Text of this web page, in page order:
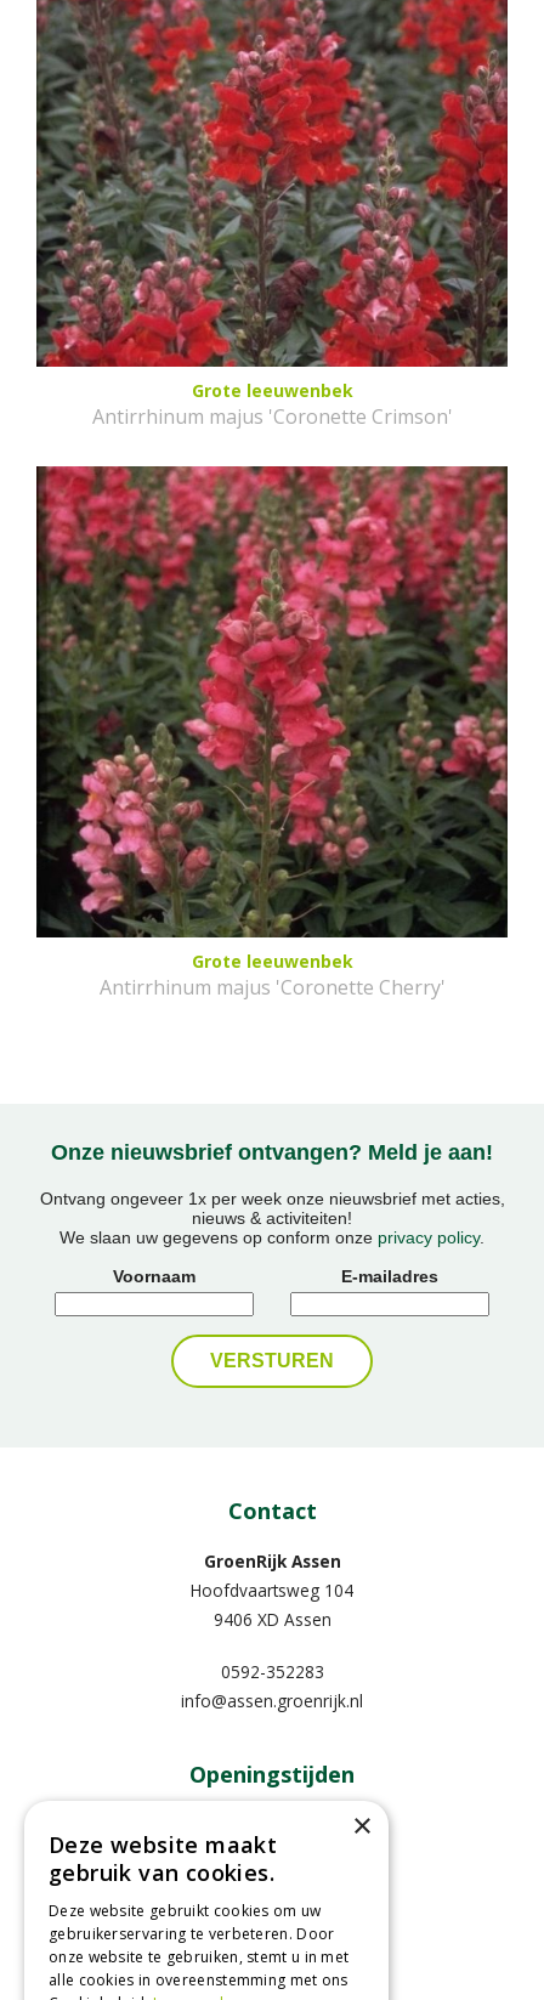
Grote leeuwenbek
Antirrhinum majus 'Coronette Crimson'
Grote leeuwenbek
Antirrhinum majus 'Coronette Cherry'
Onze nieuwsbrief ontvangen? Meld je aan!
Ontvang ongeveer 1x per week onze nieuwsbrief met acties,
nieuws & activiteiten!
We slaan uw gegevens op conform onze privacy policy.
Voornaam
E-mailadres
Contact
GroenRijk Assen
Hoofdvaartsweg 104
9406 XD Assen
0592-352283
info@assen.groenrijk.nl
Openingstijden
09:00 - 18:00
Dinsdag
Woensdag
Donderdag
09:00 - 18:00
Vrijdag
09:00 - 18:00
Zaterdag
09:00 - 17:00
×
Deze website maakt
gebruik van cookies.
Deze website gebruikt cookies om uw
gebruikerservaring te verbeteren. Door
onze website te gebruiken, stemt u in met
alle cookies in overeenstemming met ons